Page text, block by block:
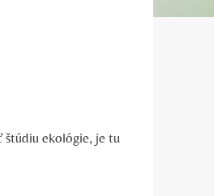
štúdiu ekológie, je tu